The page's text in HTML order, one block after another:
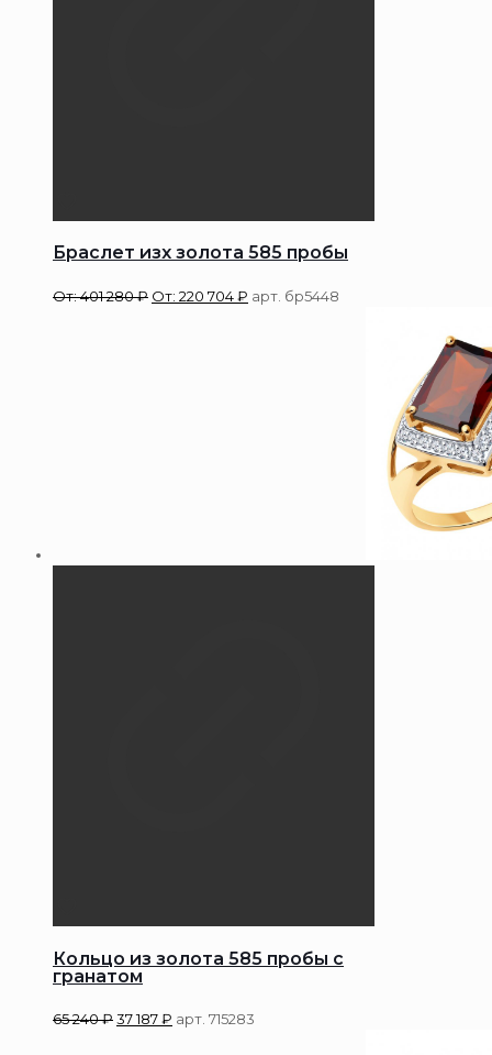
Браслет изх золота 585 пробы
От:401 280₽ От: 220 704₽ арт. бр5448
Кольцо из золота 585 пробы с
гранатом
65 240₽37 187₽ арт. 715283